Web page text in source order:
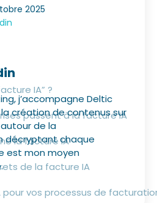
2025
IA” ?
passent à la facture IA
la facture IA
de la facture IA
pour vos processus de
j’accompagne Deltic
création de contenus sur
de la
décryptant chaque
est mon moyen